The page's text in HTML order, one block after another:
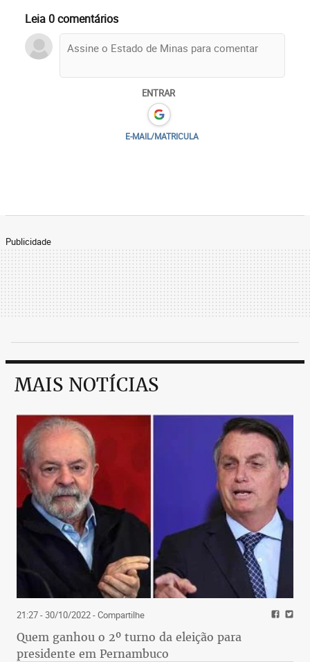
Leia 0 comentários
ENTRAR
E-MAIL/MATRICULA
Publicidade
MAIS NOTÍCIAS
21:27 - 30/10/2022- Compartilhe
Quem ganhou o 2º turno da eleição para
presidente em Pernambuco